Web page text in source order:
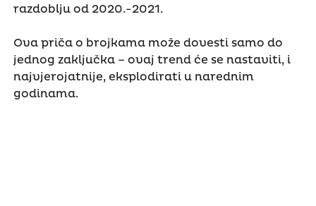
razdoblju od 2020.-2021.
Ova priča o brojkama može dovesti samo do
jednog zaključka – ovaj trend će se nastaviti, i
najvjerojatnije, eksplodirati u narednim
godinama.